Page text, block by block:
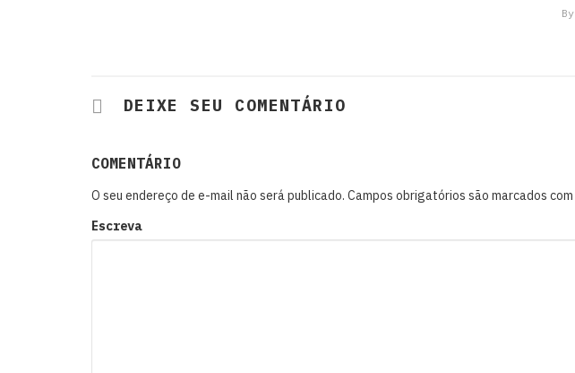
By
DEIXE SEU COMENTÁRIO
COMENTÁRIO
O seu endereço de e-mail não será publicado. Campos obrigatórios são marcados com
Escreva